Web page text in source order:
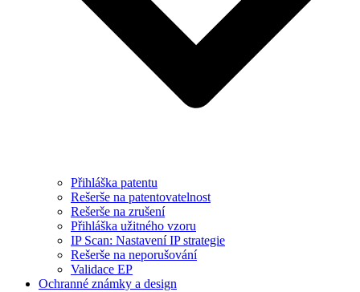
Přihláška patentu
Rešerše na patentovatelnost
Rešerše na zrušení
Přihláška užitného vzoru
IP Scan: Nastavení IP strategie
Rešerše na neporušování
Validace EP
Ochranné známky a design